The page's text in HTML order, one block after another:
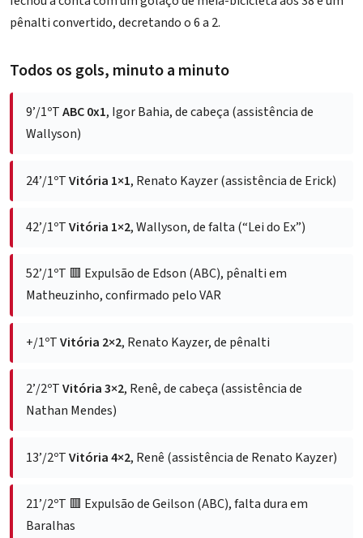
pênalti convertido, decretando o 6 a 2.
Todos os gols, minuto a minuto
9’/1ºTABC 0x1, Igor Bahia, de cabeça (assistência de
Wallyson)
24’/1ºTVitória 1×1, Renato Kayzer(assistência de Erick)
42’/1ºTVitória 1×2, Wallyson, de falta (“Lei do Ex”)
52’/1ºT 🟥 Expulsão de Edson (ABC), pênalti em
Matheuzinho, confirmado pelo VAR
+/1ºTVitória 2×2, Renato Kayzer, de pênalti
2’/2ºTVitória 3×2, Renê, de cabeça (assistência de
Nathan Mendes)
13’/2ºTVitória 4×2, Renê (assistência de Renato Kayzer)
21’/2ºT 🟥 Expulsão de Geilson (ABC), falta dura em
Baralhas